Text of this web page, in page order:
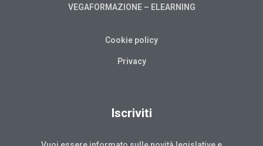
VEGAFORMAZIONE – ELEARNING
Cookie policy
Privacy
Iscriviti